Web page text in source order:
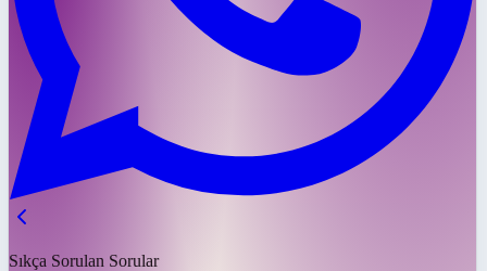
Sıkça Sorulan Sorular